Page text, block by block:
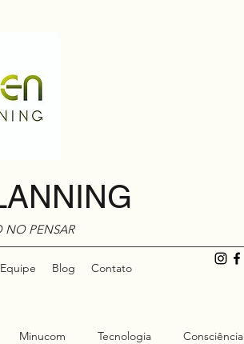
NO PENSAR
Equipe Blog Contato
Minucom Tecnologia Consciência